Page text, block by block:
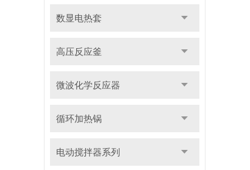
数显电热套
高压反应釜
微波化学反应器
循环加热锅
电动搅拌器系列